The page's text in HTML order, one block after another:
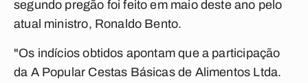
segundo pregão foi feito em maio deste ano pelo
atual ministro, Ronaldo Bento.
"Os indícios obtidos apontam que a participação
da A Popular Cestas Básicas de Alimentos Ltda.